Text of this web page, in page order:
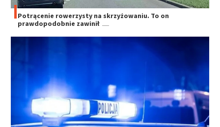
Potrącenie rowerzysty na skrzyżowaniu. To on
prawdopodobnie zawinił